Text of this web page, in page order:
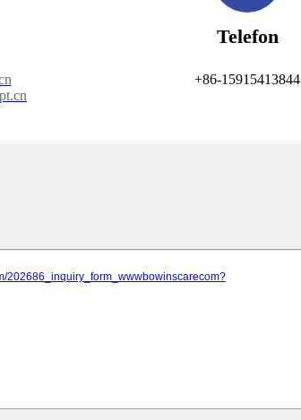
Telefon
+86-15915413844